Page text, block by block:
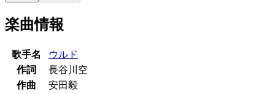
楽曲情報
歌手名
ウルド
作詞
長谷川空
作曲
安田毅